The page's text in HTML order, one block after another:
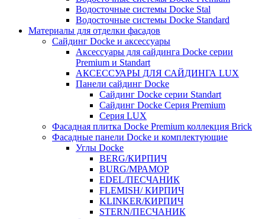
Водосточные системы Docke Stal
Водосточные системы Docke Standard
Материалы для отделки фасадов
Сайдинг Docke и аксессуары
Аксессуары для сайдинга Docke серии
Premium и Standart
АКСЕССУАРЫ ДЛЯ САЙДИНГА LUX
Панели сайдинг Docke
Cайдинг Docke серии Standart
Сайдинг Docke Серия Premium
Серия LUX
Фасадная плитка Docke Premium коллекция Brick
Фасадные панели Docke и комплектующие
Углы Docke
BERG/КИРПИЧ
BURG/МРАМОР
EDEL/ПЕСЧАНИК
FLEMISH/ КИРПИЧ
KLINKER/КИРПИЧ
STERN/ПЕСЧАНИК